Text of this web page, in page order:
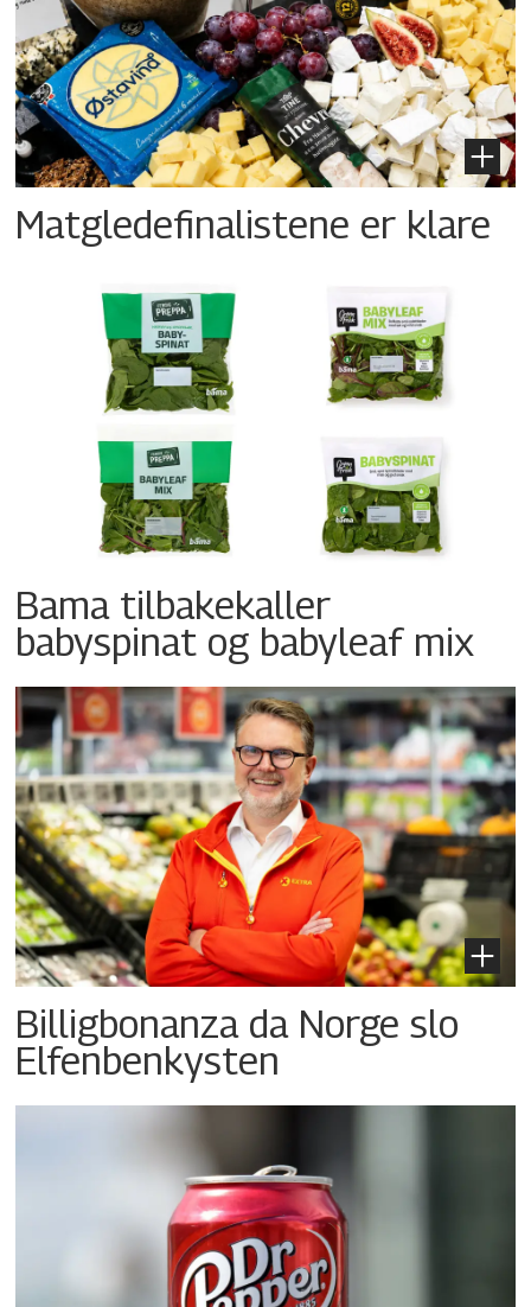
Matgledefinalistene er klare
Bama tilbakekaller
babyspinat og babyleaf mix
Billigbonanza da Norge slo
Elfenbenkysten